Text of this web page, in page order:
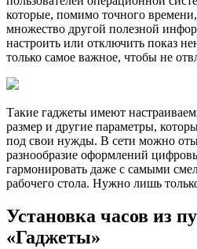
которые, помимо точного
множество другой полезной
настроить или отключить показ
только самое важное, чтобы не
Такие гаджеты имеют
размер и другие параметры,
под свои нужды. В сети можно
разнообразие оформлений
гармонировать даже с самыми
рабочего стола. Нужно лишь
Установка часов из
«Гаджеты»